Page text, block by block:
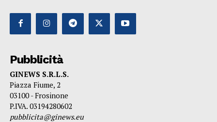
Pubblicità
GINEWS S.R.L.S.
Piazza Fiume, 2
03100 - Frosinone
P.IVA. 03194280602
pubblicita@ginews.eu